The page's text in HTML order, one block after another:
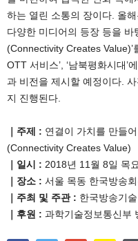
하는 열린 소통의 장이다. 올
다양한 미디어의 등장 등을 바
(Connectivity Creates Value)’
OTT 서비스’, ‘남북평화시대
과 비전을 제시할 예정이다.
지 진행된다.
｜주제 : 연결이 가치를 만들
(Connectivity Creates Value)
｜일시 : 2018년 11월 8일 목
｜장소 : 서울 목동 한국방송
｜주최 및 주관 : 한국방송기
｜후원 : 과학기술정보통신부